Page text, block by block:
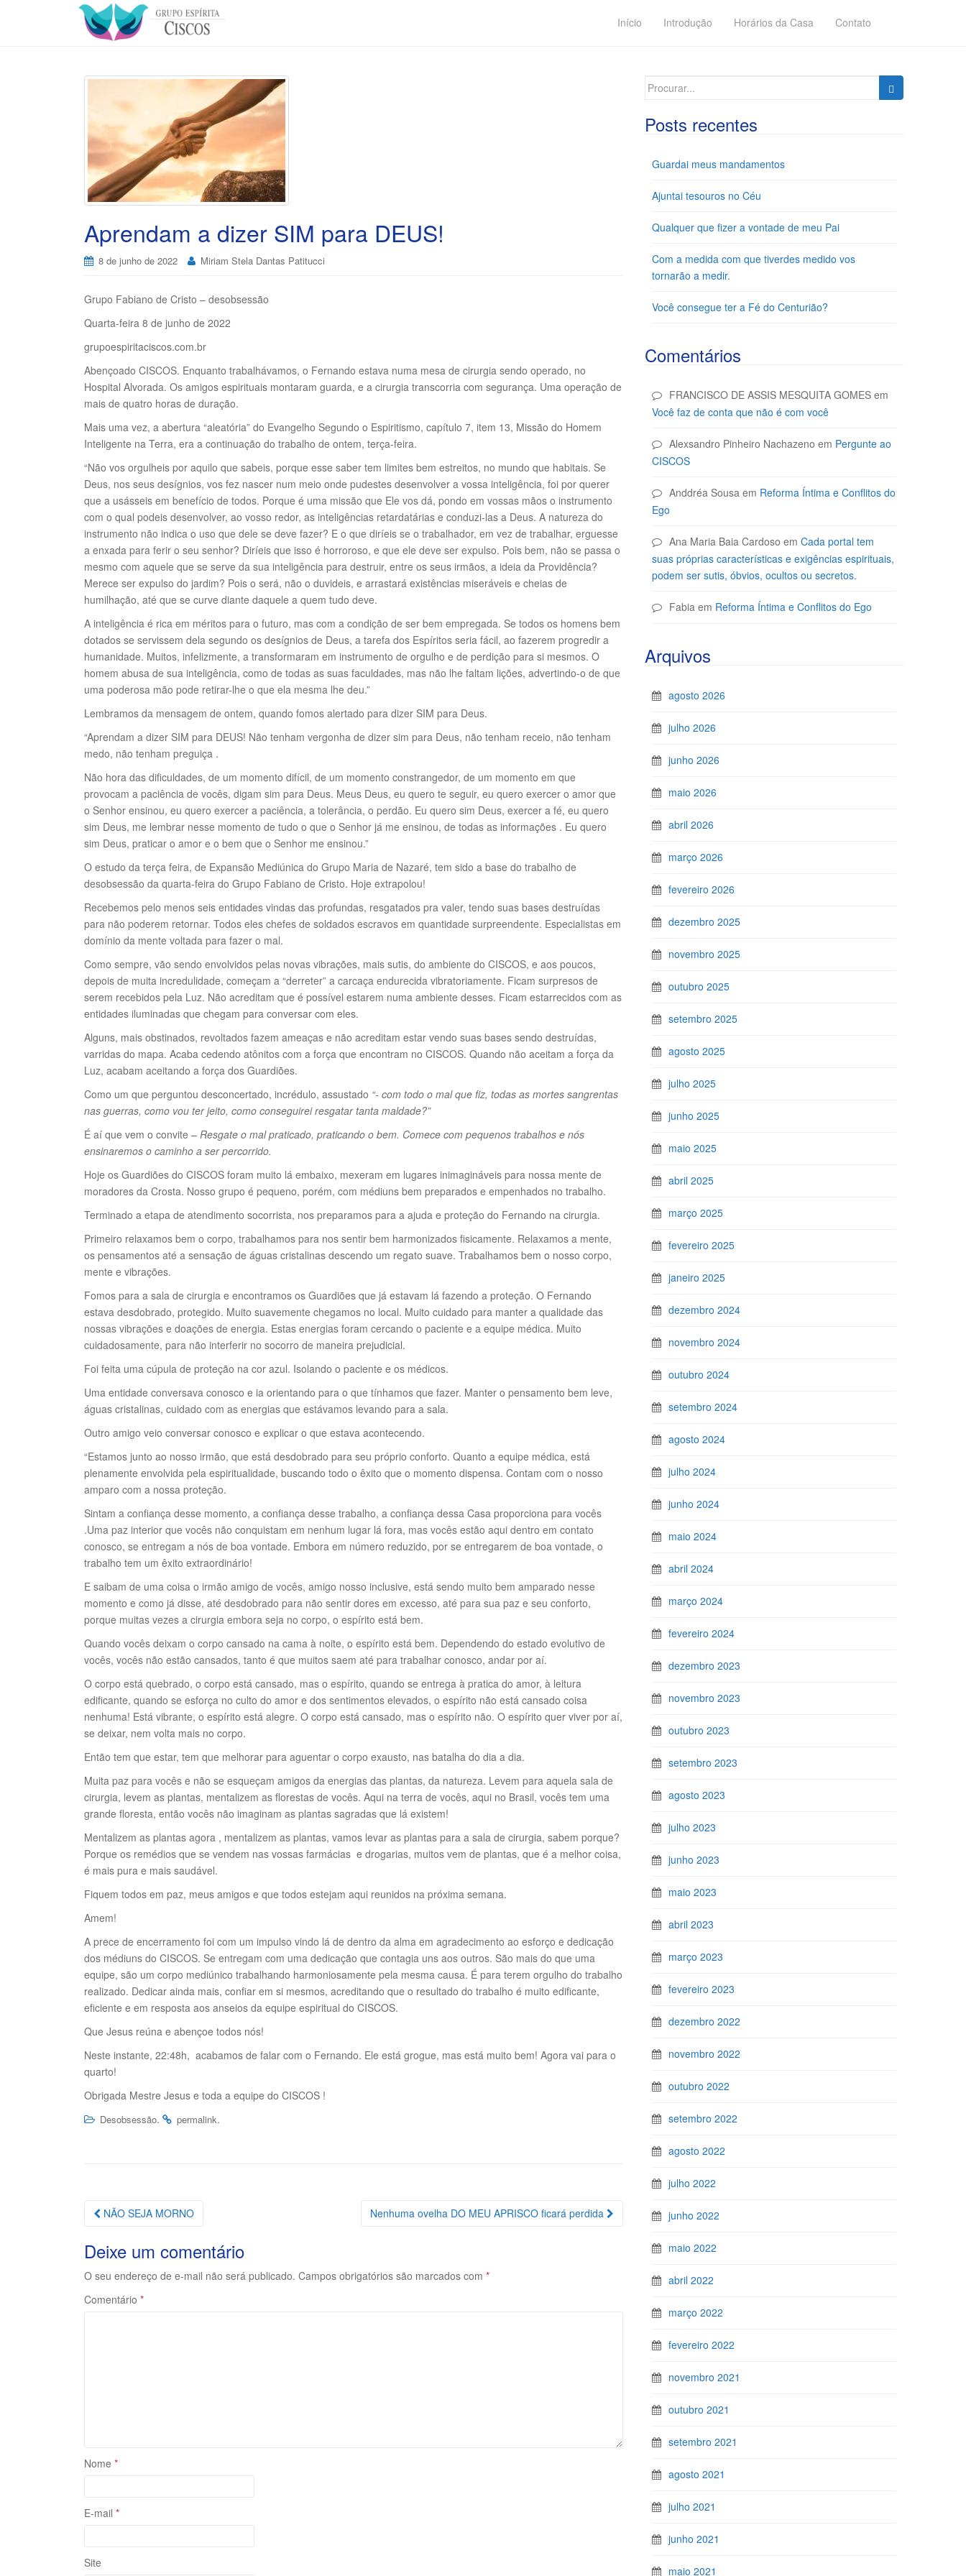
Início Introdução Horários da Casa Contato
Aprendam a dizer SIM para DEUS!
8 de junho de 2022 Miriam Stela Dantas Patitucci
Grupo Fabiano de Cristo – desobsessão
Quarta-feira 8 de junho de 2022
grupoespiritaciscos.com.br
Abençoado CISCOS. Enquanto trabalhávamos, o Fernando estava numa mesa de cirurgia sendo operado, no
Hospital Alvorada. Os amigos espirituais montaram guarda, e a cirurgia transcorria com segurança. Uma operação de
mais de quatro horas de duração.
Mais uma vez, a abertura “aleatória” do Evangelho Segundo o Espiritismo, capítulo 7, item 13, Missão do Homem
Inteligente na Terra, era a continuação do trabalho de ontem, terça-feira.
“Não vos orgulheis por aquilo que sabeis, porque esse saber tem limites bem estreitos, no mundo que habitais. Se
Deus, nos seus desígnios, vos fez nascer num meio onde pudestes desenvolver a vossa inteligência, foi por querer
que a usásseis em benefício de todos. Porque é uma missão que Ele vos dá, pondo em vossas mãos o instrumento
com o qual podeis desenvolver, ao vosso redor, as inteligências retardatárias e conduzi-las a Deus. A natureza do
instrumento não indica o uso que dele se deve fazer? E o que diríeis se o trabalhador, em vez de trabalhar, erguesse
a enxada para ferir o seu senhor? Diríeis que isso é horroroso, e que ele deve ser expulso. Pois bem, não se passa o
mesmo com aquele que se serve da sua inteligência para destruir, entre os seus irmãos, a ideia da Providência?
Merece ser expulso do jardim? Pois o será, não o duvideis, e arrastará existências miseráveis e cheias de
humilhação, até que se curve diante daquele a quem tudo deve.
A inteligência é rica em méritos para o futuro, mas com a condição de ser bem empregada. Se todos os homens bem
dotados se servissem dela segundo os desígnios de Deus, a tarefa dos Espíritos seria fácil, ao fazerem progredir a
humanidade. Muitos, infelizmente, a transformaram em instrumento de orgulho e de perdição para si mesmos. O
homem abusa de sua inteligência, como de todas as suas faculdades, mas não lhe faltam lições, advertindo-o de que
uma poderosa mão pode retirar-lhe o que ela mesma lhe deu.”
Lembramos da mensagem de ontem, quando fomos alertado para dizer SIM para Deus.
“Aprendam a dizer SIM para DEUS! Não tenham vergonha de dizer sim para Deus, não tenham receio, não tenham
medo, não tenham preguiça .
Não hora das dificuldades, de um momento difícil, de um momento constrangedor, de um momento em que
provocam a paciência de vocês, digam sim para Deus. Meus Deus, eu quero te seguir, eu quero exercer o amor que
o Senhor ensinou, eu quero exercer a paciência, a tolerância, o perdão. Eu quero sim Deus, exercer a fé, eu quero
sim Deus, me lembrar nesse momento de tudo o que o Senhor já me ensinou, de todas as informações . Eu quero
sim Deus, praticar o amor e o bem que o Senhor me ensinou.”
O estudo da terça feira, de Expansão Mediúnica do Grupo Maria de Nazaré, tem sido a base do trabalho de
desobsessão da quarta-feira do Grupo Fabiano de Cristo. Hoje extrapolou!
Recebemos pelo menos seis entidades vindas das profundas, resgatados pra valer, tendo suas bases destruídas
para não poderem retornar. Todos eles chefes de soldados escravos em quantidade surpreendente. Especialistas em
domínio da mente voltada para fazer o mal.
Como sempre, vão sendo envolvidos pelas novas vibrações, mais sutis, do ambiente do CISCOS, e aos poucos,
depois de muita incredulidade, começam a “derreter” a carcaça endurecida vibratoriamente. Ficam surpresos de
serem recebidos pela Luz. Não acreditam que é possível estarem numa ambiente desses. Ficam estarrecidos com as
entidades iluminadas que chegam para conversar com eles.
Alguns, mais obstinados, revoltados fazem ameaças e não acreditam estar vendo suas bases sendo destruídas,
varridas do mapa. Acaba cedendo atônitos com a força que encontram no CISCOS. Quando não aceitam a força da
Luz, acabam aceitando a força dos Guardiões.
Como um que perguntou desconcertado, incrédulo, assustado “- com todo o mal que fiz, todas as mortes sangrentas
nas guerras, como vou ter jeito, como conseguirei resgatar tanta maldade?”
É aí que vem o convite – Resgate o mal praticado, praticando o bem. Comece com pequenos trabalhos e nós
ensinaremos o caminho a ser percorrido.
Hoje os Guardiões do CISCOS foram muito lá embaixo, mexeram em lugares inimagináveis para nossa mente de
moradores da Crosta. Nosso grupo é pequeno, porém, com médiuns bem preparados e empenhados no trabalho.
Terminado a etapa de atendimento socorrista, nos preparamos para a ajuda e proteção do Fernando na cirurgia.
Primeiro relaxamos bem o corpo, trabalhamos para nos sentir bem harmonizados fisicamente. Relaxamos a mente,
os pensamentos até a sensação de águas cristalinas descendo um regato suave. Trabalhamos bem o nosso corpo,
mente e vibrações.
Fomos para a sala de cirurgia e encontramos os Guardiões que já estavam lá fazendo a proteção. O Fernando
estava desdobrado, protegido. Muito suavemente chegamos no local. Muito cuidado para manter a qualidade das
nossas vibrações e doações de energia. Estas energias foram cercando o paciente e a equipe médica. Muito
cuidadosamente, para não interferir no socorro de maneira prejudicial.
Foi feita uma cúpula de proteção na cor azul. Isolando o paciente e os médicos.
Uma entidade conversava conosco e ia orientando para o que tínhamos que fazer. Manter o pensamento bem leve,
águas cristalinas, cuidado com as energias que estávamos levando para a sala.
Outro amigo veio conversar conosco e explicar o que estava acontecendo.
“Estamos junto ao nosso irmão, que está desdobrado para seu próprio conforto. Quanto a equipe médica, está
plenamente envolvida pela espiritualidade, buscando todo o êxito que o momento dispensa. Contam com o nosso
amparo com a nossa proteção.
Sintam a confiança desse momento, a confiança desse trabalho, a confiança dessa Casa proporciona para vocês
.Uma paz interior que vocês não conquistam em nenhum lugar lá fora, mas vocês estão aqui dentro em contato
conosco, se entregam a nós de boa vontade. Embora em número reduzido, por se entregarem de boa vontade, o
trabalho tem um êxito extraordinário!
E saibam de uma coisa o irmão amigo de vocês, amigo nosso inclusive, está sendo muito bem amparado nesse
momento e como já disse, até desdobrado para não sentir dores em excesso, até para sua paz e seu conforto,
porque muitas vezes a cirurgia embora seja no corpo, o espírito está bem.
Quando vocês deixam o corpo cansado na cama à noite, o espírito está bem. Dependendo do estado evolutivo de
vocês, vocês não estão cansados, tanto é que muitos saem até para trabalhar conosco, andar por aí.
O corpo está quebrado, o corpo está cansado, mas o espírito, quando se entrega à pratica do amor, à leitura
edificante, quando se esforça no culto do amor e dos sentimentos elevados, o espírito não está cansado coisa
nenhuma! Está vibrante, o espírito está alegre. O corpo está cansado, mas o espírito não. O espírito quer viver por aí,
se deixar, nem volta mais no corpo.
Então tem que estar, tem que melhorar para aguentar o corpo exausto, nas batalha do dia a dia.
Muita paz para vocês e não se esqueçam amigos da energias das plantas, da natureza. Levem para aquela sala de
cirurgia, levem as plantas, mentalizem as florestas de vocês. Aqui na terra de vocês, aqui no Brasil, vocês tem uma
grande floresta, então vocês não imaginam as plantas sagradas que lá existem!
Mentalizem as plantas agora , mentalizem as plantas, vamos levar as plantas para a sala de cirurgia, sabem porque?
Porque os remédios que se vendem nas vossas farmácias e drogarias, muitos vem de plantas, que é a melhor coisa,
é mais pura e mais saudável.
Fiquem todos em paz, meus amigos e que todos estejam aqui reunidos na próxima semana.
Amem!
A prece de encerramento foi com um impulso vindo lá de dentro da alma em agradecimento ao esforço e dedicação
dos médiuns do CISCOS. Se entregam com uma dedicação que contagia uns aos outros. São mais do que uma
equipe, são um corpo mediúnico trabalhando harmoniosamente pela mesma causa. É para terem orgulho do trabalho
realizado. Dedicar ainda mais, confiar em si mesmos, acreditando que o resultado do trabalho é muito edificante,
eficiente e em resposta aos anseios da equipe espiritual do CISCOS.
Que Jesus reúna e abençoe todos nós!
Neste instante, 22:48h, acabamos de falar com o Fernando. Ele está grogue, mas está muito bem! Agora vai para o
quarto!
Obrigada Mestre Jesus e toda a equipe do CISCOS !
Desobsessão. permalink.
Navegação
Postagem
NÃO SEJA MORNO Nenhuma ovelha DO MEU APRISCO ficará perdida
Deixe um comentário
O seu endereço de e-mail não será publicado. Campos obrigatórios são marcados com *
Comentário *
Nome *
E-mail *
Site
Search
Posts recentes
Guardai meus mandamentos
Ajuntai tesouros no Céu
Qualquer que fizer a vontade de meu Pai
Com a medida com que tiverdes medido vos
tornarão a medir.
Você consegue ter a Fé do Centurião?
Comentários
FRANCISCO DE ASSIS MESQUITA GOMES em
Você faz de conta que não é com você
Alexsandro Pinheiro Nachazeno em Pergunte ao
CISCOS
Anddréa Sousa em Reforma Íntima e Conflitos do
Ego
Ana Maria Baia Cardoso em Cada portal tem
suas próprias características e exigências espirituais,
podem ser sutis, óbvios, ocultos ou secretos.
Fabia em Reforma Íntima e Conflitos do Ego
Arquivos
agosto 2026
julho 2026
junho 2026
maio 2026
abril 2026
março 2026
fevereiro 2026
dezembro 2025
novembro 2025
outubro 2025
setembro 2025
agosto 2025
julho 2025
junho 2025
maio 2025
abril 2025
março 2025
fevereiro 2025
janeiro 2025
dezembro 2024
novembro 2024
outubro 2024
setembro 2024
agosto 2024
julho 2024
junho 2024
maio 2024
abril 2024
março 2024
fevereiro 2024
dezembro 2023
novembro 2023
outubro 2023
setembro 2023
agosto 2023
julho 2023
junho 2023
maio 2023
abril 2023
março 2023
fevereiro 2023
dezembro 2022
novembro 2022
outubro 2022
setembro 2022
agosto 2022
julho 2022
junho 2022
maio 2022
abril 2022
março 2022
fevereiro 2022
novembro 2021
outubro 2021
setembro 2021
agosto 2021
julho 2021
junho 2021
maio 2021